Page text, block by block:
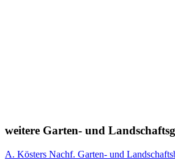
weitere Garten- und
A. Kösters Nachf. Garten- und